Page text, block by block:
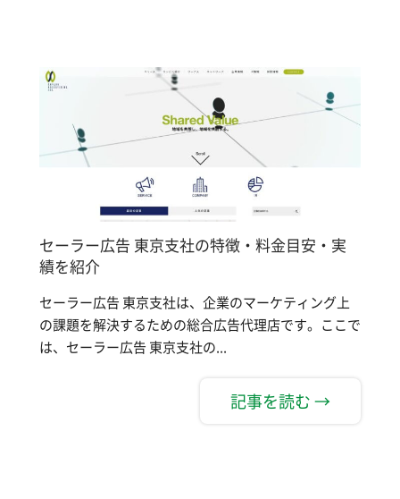
セーラー広告 東京支社の特徴・料金目安・実
績を紹介
セーラー広告 東京支社は、企業のマーケティング上
の課題を解決するための総合広告代理店です。ここで
は、セーラー広告 東京支社の...
記事を読む →